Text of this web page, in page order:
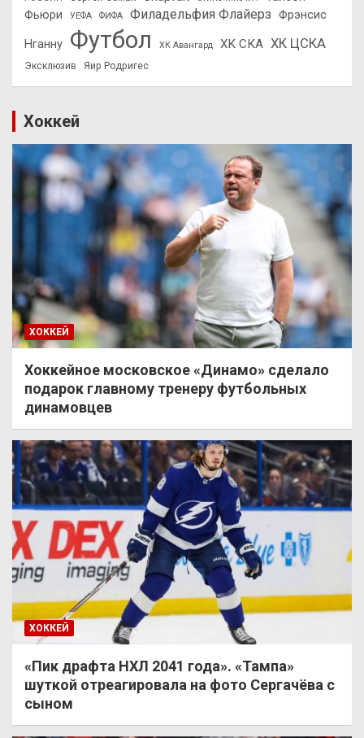
Фьюри
УЕФА ФИФА Филадельфия Флайерз Фрэнсис
Нганну Футбол ХК Авангард ХК СКА ХК ЦСКА
Эксклюзив Яир Родригес
Хоккей
ХОККЕЙ
Хоккейное московское «Динамо» сделало
подарок главному тренеру футбольных
динамовцев
ХОККЕЙ
«Пик драфта НХЛ 2041 года». «Тампа»
шуткой отреагировала на фото Сергачёва с
сыном